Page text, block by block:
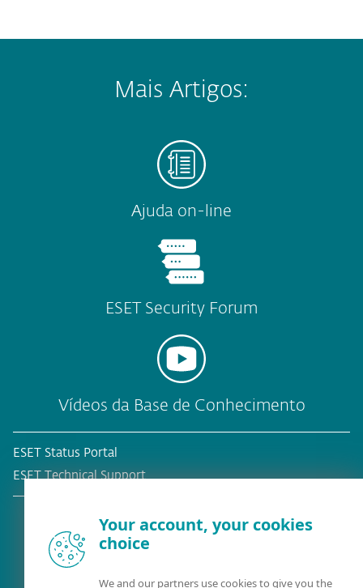
Mais Artigos:
Ajuda on-line
ESET Security Forum
Vídeos da Base de Conhecimento
ESET Status Portal
ESET Technical Support
Cliente atual?
Your account, your cookies
choice
We and our partners use cookies to give you the